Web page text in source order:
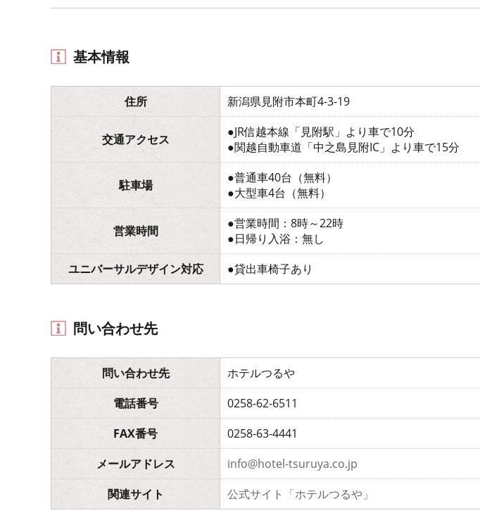
基本情報
住所 新潟県見附市本町4-3-19
交通アクセス
●JR信越本線「見附駅」より車で10分
●関越自動車道「中之島見附IC」より車で15分
駐車場
●普通車40台（無料）
●大型車4台（無料）
営業時間
●営業時間：8時～22時
●日帰り入浴：無し
ユニバーサルデザイン対応
●貸出車椅子あり
問い合わせ先
問い合わせ先
ホテルつるや
電話番号
0258-62-6511
FAX番号
0258-63-4441
メールアドレス
info@hotel-tsuruya.co.jp
関連サイト
公式サイト「ホテルつるや」